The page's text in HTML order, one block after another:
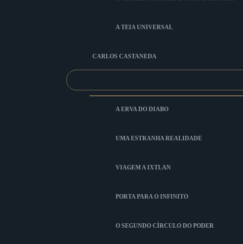
A TEIA UNIVERSAL
CARLOS CASTANEDA
A ERVA DO DIABO
UMA ESTRANHA REALIDADE
VIAGEM A IXTLAN
PORTA PARA O INFINITO
O SEGUNDO CÍRCULO DO PODER